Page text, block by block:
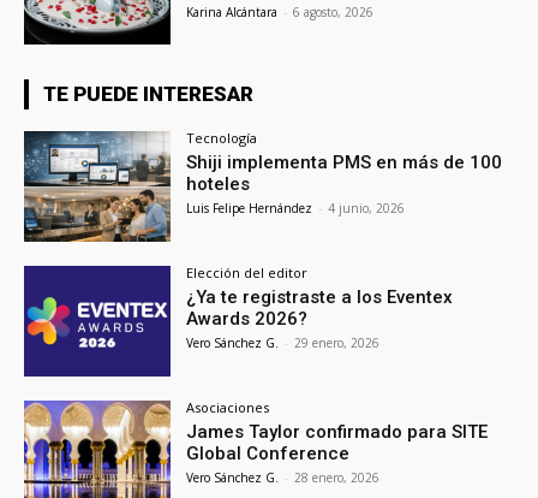
Karina Alcántara - 6 agosto, 2026
TE PUEDE INTERESAR
Tecnología
Shiji implementa PMS en más de 100
hoteles
Luis Felipe Hernández - 4 junio, 2026
Elección del editor
¿Ya te registraste a los Eventex
Awards 2026?
Vero Sánchez G. - 29 enero, 2026
Asociaciones
James Taylor confirmado para SITE
Global Conference
Vero Sánchez G. - 28 enero, 2026